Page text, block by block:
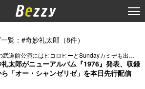
覧：#奇妙礼太郎（8件）
武道館公演にはヒコロヒーとSundayカミデも出演
太郎がニューアルバム『1976』発表、収録
ら「オー・シャンゼリゼ」を本日先行配信